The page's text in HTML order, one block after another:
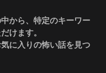
から、特定のキーワー
けます。
に入りの怖い話を見つ